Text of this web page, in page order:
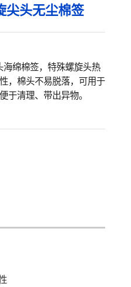
尖头无尘棉签
海绵棉签，特殊螺旋头热
，棉头不易脱落，可用于
于清理、带出异物。